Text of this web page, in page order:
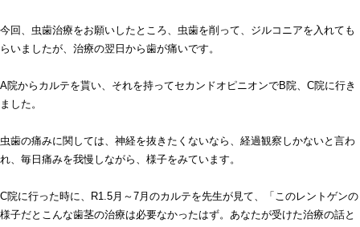
今回、虫歯治療をお願いしたところ、虫歯を削って、ジルコニアを入れても
らいましたが、治療の翌日から歯が痛いです。
A院からカルテを貰い、それを持ってセカンドオピニオンでB院、C院に行き
ました。
虫歯の痛みに関しては、神経を抜きたくないなら、経過観察しかないと言わ
れ、毎日痛みを我慢しながら、様子をみています。
C院に行った時に、R1.5月～7月のカルテを先生が見て、「このレントゲンの
様子だとこんな歯茎の治療は必要なかったはず。あなたが受けた治療の話と